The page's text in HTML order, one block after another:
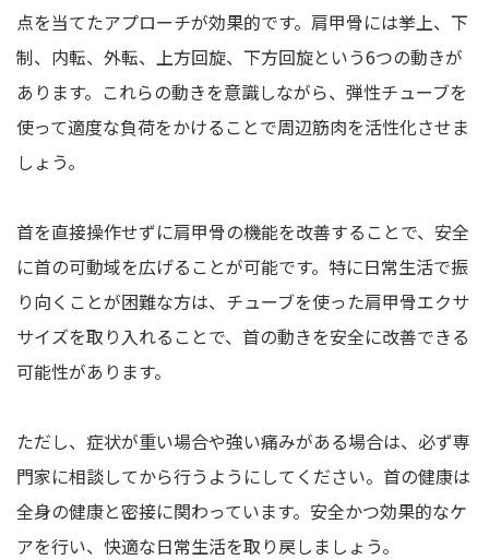
点を当てたアプローチが効果的です。肩甲骨には挙上、下
制、内転、外転、上方回旋、下方回旋という6つの動きが
あります。これらの動きを意識しながら、弾性チューブを
使って適度な負荷をかけることで周辺筋肉を活性化させま
しょう。
首を直接操作せずに肩甲骨の機能を改善することで、安全
に首の可動域を広げることが可能です。特に日常生活で振
り向くことが困難な方は、チューブを使った肩甲骨エクサ
サイズを取り入れることで、首の動きを安全に改善できる
可能性があります。
ただし、症状が重い場合や強い痛みがある場合は、必ず専
門家に相談してから行うようにしてください。首の健康は
全身の健康と密接に関わっています。安全かつ効果的なケ
アを行い、快適な日常生活を取り戻しましょう。